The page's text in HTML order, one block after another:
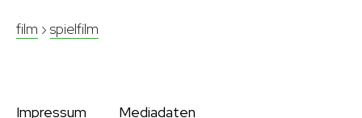
film › spielfilm
Impressum Mediadaten